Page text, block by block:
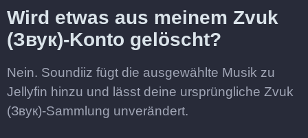
Wird etwas aus meinem Zvuk
(Звук)-Konto gelöscht?
Nein. Soundiiz fügt die ausgewählte Musik zu
Jellyfin hinzu und lässt deine ursprüngliche Zvuk
(Звук)-Sammlung unverändert.